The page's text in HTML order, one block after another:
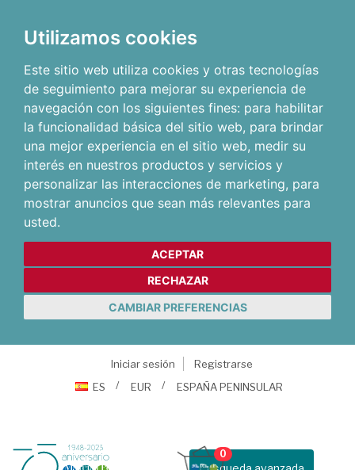
Utilizamos cookies
Este sitio web utiliza cookies y otras tecnologías
de seguimiento para mejorar su experiencia de
navegación con los siguientes fines: para habilitar
la funcionalidad básica del sitio web, para brindar
una mejor experiencia en el sitio web, medir su
interés en nuestros productos y servicios y
personalizar las interacciones de marketing, para
mostrar anuncios que sean más relevantes para
usted.
ACEPTAR
RECHAZAR
CAMBIAR PREFERENCIAS
Iniciar sesión
Registrarse
ES
EUR ESPAÑA PENINSULAR
0